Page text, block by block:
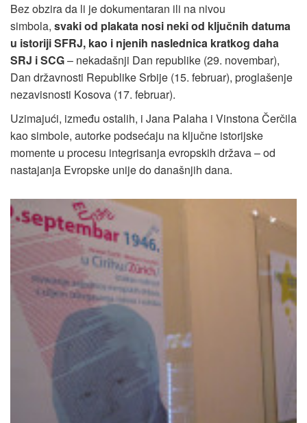
Bez obzira da li je dokumentaran ili na nivou
simbola, svaki od plakata nosi neki od ključnih datuma
u istoriji SFRJ, kao i njenih naslednica kratkog daha
SRJ i SCG– nekadašnji Dan republike (29. novembar),
Dan državnosti Republike Srbije (15. februar), proglašenje
nezavisnosti Kosova (17. februar).
Uzimajući, između ostalih, i Jana Palaha i Vinstona Čerčila
kao simbole, autorke podsećaju na ključne istorijske
momente u procesu integrisanja evropskih država – od
nastajanja Evropske unije do današnjih dana.